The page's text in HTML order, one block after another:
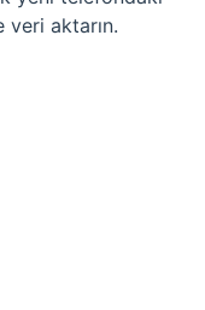
veri aktarın.